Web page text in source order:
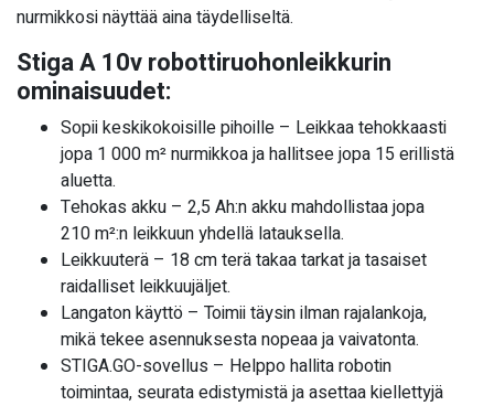
nurmikkosi näyttää aina täydelliseltä.
Stiga A 10v robottiruohonleikkurin
ominaisuudet:
Sopii keskikokoisille pihoille – Leikkaa tehokkaasti
jopa 1 000 m² nurmikkoa ja hallitsee jopa 15 erillistä
aluetta.
Tehokas akku – 2,5 Ah:n akku mahdollistaa jopa
210 m²:n leikkuun yhdellä latauksella.
Leikkuuterä – 18 cm terä takaa tarkat ja tasaiset
raidalliset leikkuujäljet.
Langaton käyttö – Toimii täysin ilman rajalankoja,
mikä tekee asennuksesta nopeaa ja vaivatonta.
STIGA.GO-sovellus – Helppo hallita robotin
toimintaa, seurata edistymistä ja asettaa kiellettyjä